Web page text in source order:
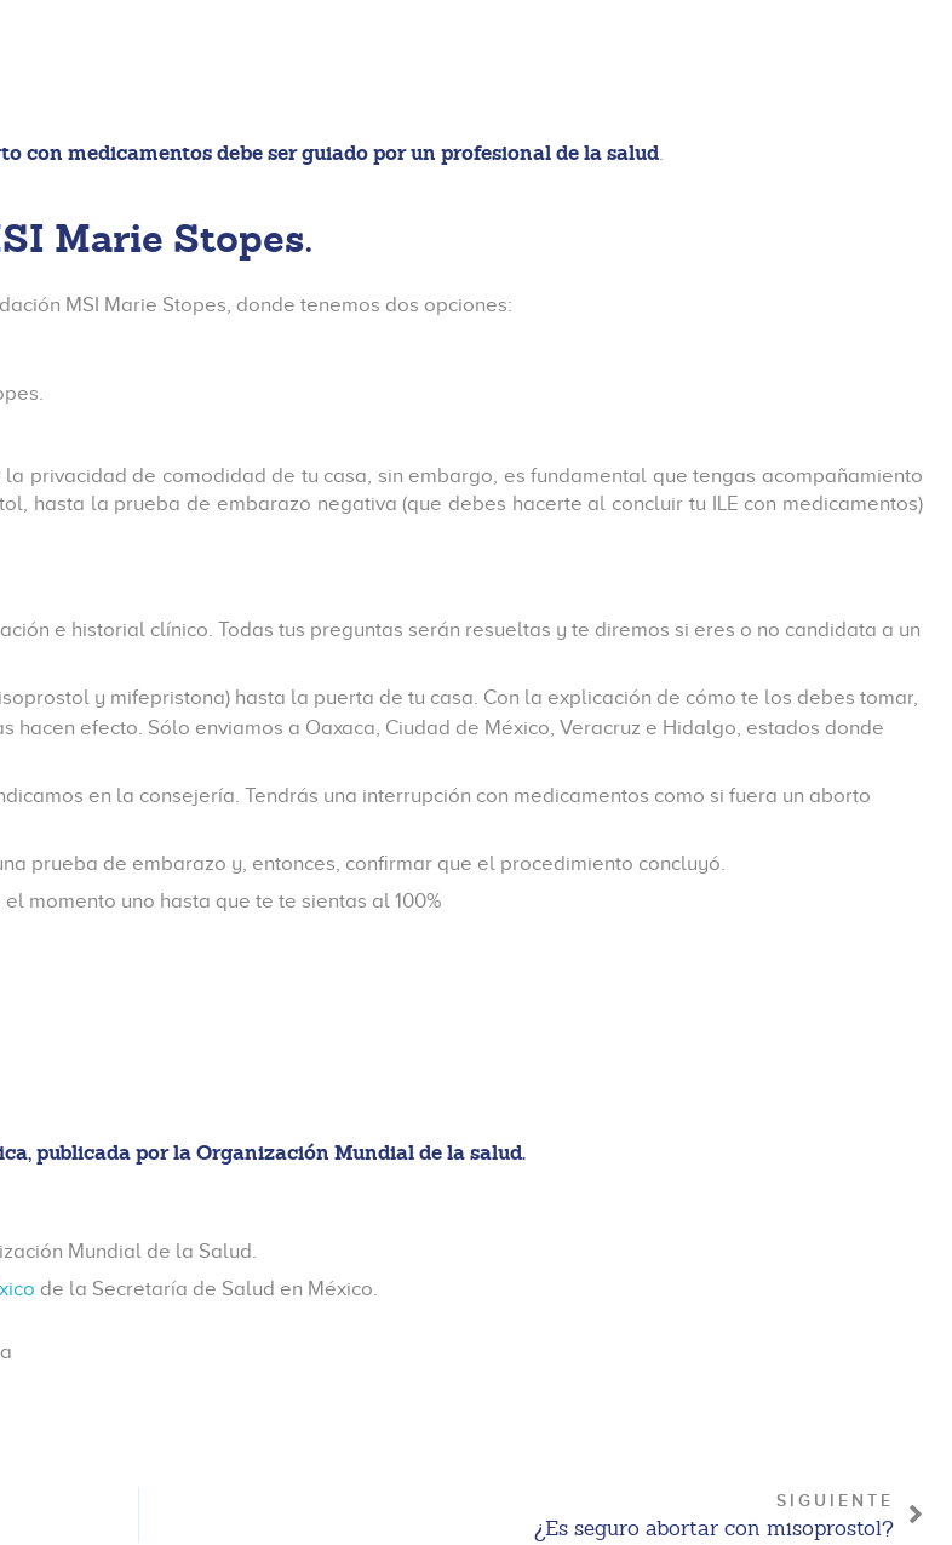
con medicamentos debe ser guiado por un profesional de la salud.
Marie Stopes.
MSI Marie Stopes, donde tenemos dos opciones:
privacidad de comodidad de tu casa, sin embargo, es fundamental que tengas acompañamiento
hasta la prueba de embarazo negativa (que debes hacerte al concluir tu ILE con medicamentos)
e historial clínico. Todas tus preguntas serán resueltas y te diremos si eres o no candidata a un
y mifepristona) hasta la puerta de tu casa. Con la explicación de cómo te los debes tomar,
efecto. Sólo enviamos a Oaxaca, Ciudad de México, Veracruz e Hidalgo, estados donde
en la consejería. Tendrás una interrupción con medicamentos como si fuera un aborto
prueba de embarazo y, entonces, confirmar que el procedimiento concluyó.
momento uno hasta que te te sientas al 100%
publicada por la Organización Mundial de la salud.
Mundial de la Salud.
de la Secretaría de Salud en México.
SIGUIENTE
¿Es seguro abortar con misoprostol?